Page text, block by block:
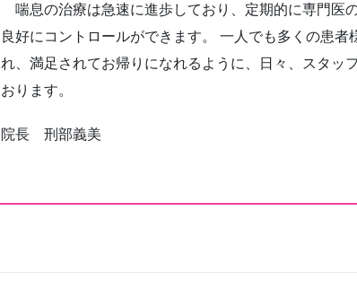
喘息の治療は急速に進歩しており、定期的に専門医
良好にコントロールができます。 一人でも多くの患者
れ、満足されてお帰りになれるように、日々、スタッ
おります。
院長 刑部義美